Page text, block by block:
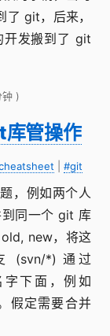
git，后来，
开发搬到了 git
钟 )
库管操作
#git
，例如两个人
同一个 git 库
new，将这
(svn/*) 通过
下面，例如
假定需要合并